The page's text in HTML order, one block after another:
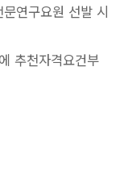
연구요원 선발 시
추천자격요건부